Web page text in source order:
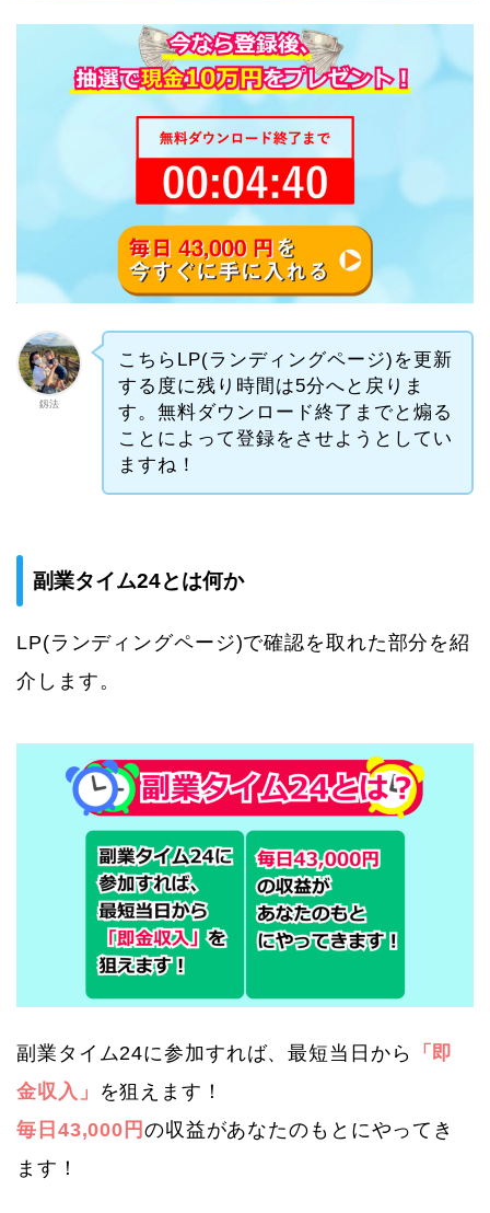
釼法
こちらLP(ランディングページ)を更新
する度に残り時間は5分へと戻りま
す。無料ダウンロード終了までと煽る
ことによって登録をさせようとしてい
ますね！
副業タイム24とは何か
LP(ランディングページ)で確認を取れた部分を紹
介します。
副業タイム24に参加すれば、最短当日から
「即
金収入」
を狙えます！
毎日43,000円 の収益があなたのもとにやってき
ます！